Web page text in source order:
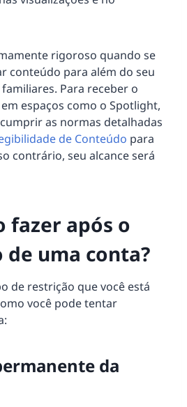
rigoroso quando se
conteúdo para além do seu
Para receber o
espaços como o Spotlight,
as normas detalhadas
de Conteúdo para
contrário, seu alcance será
fazer após o
uma conta?
de restrição que você está
você pode tentar
da